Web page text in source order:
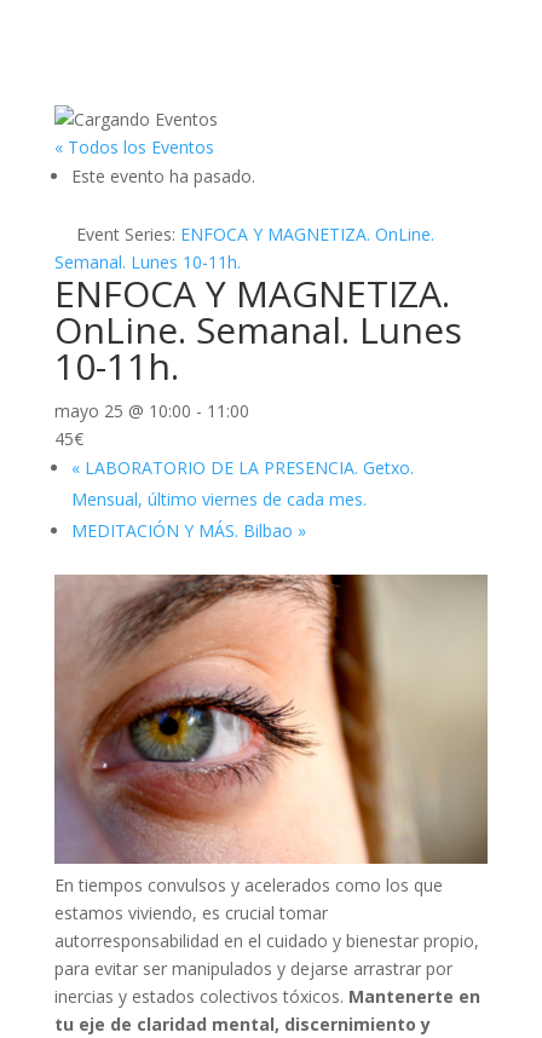
« Todos los Eventos
Este evento ha pasado.
Event Series: ENFOCA Y MAGNETIZA. OnLine.
Semanal. Lunes 10-11h.
ENFOCA Y MAGNETIZA.
OnLine. Semanal. Lunes
10-11h.
mayo 25 @ 10:00 - 11:00
45€
«LABORATORIO DE LA PRESENCIA. Getxo.
Mensual, último viernes de cada mes.
MEDITACIÓN Y MÁS. Bilbao »
En tiempos convulsos y acelerados como los que
estamos viviendo, es crucial tomar
autorresponsabilidad en el cuidado y bienestar propio,
para evitar ser manipulados y dejarse arrastrar por
inercias y estados colectivos tóxicos. Mantenerte en
tu eje de claridad mental, discernimiento y